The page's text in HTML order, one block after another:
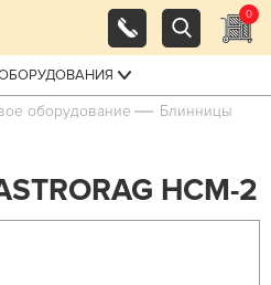
0
оборудование Блинницы
HCM-2